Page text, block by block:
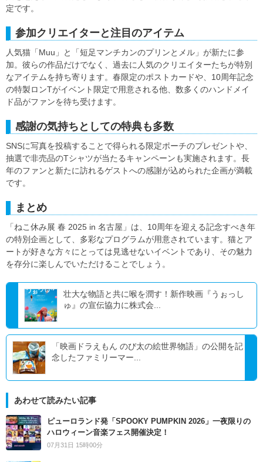
定です。
参加クリエイターと注目のアイテム
人気猫「Muu」と「短足マンチカンのプリンとメル」が新たに参
加。彼らの作品だけでなく、過去に人気のクリエイターたちが特別
なアイテムを持ち寄ります。春限定のポストカードや、10周年記念
の特製ロンTがイベント限定で用意される他、数多くのハンドメイ
ド品がファンを待ち受けます。
感謝の気持ちとしての特典も多数
SNSに写真を投稿することで得られる限定ポーチのプレゼントや、
抽選で非売品のTシャツが当たるキャンペーンも実施されます。長
年のファンと新たに訪れるゲストへの感謝が込められた企画が満載
です。
まとめ
「ねこ休み展 春 2025 in 名古屋」は、10周年を迎える記念すべき年
の特別企画として、多彩なプログラムが用意されています。猫とア
ートが好きな方々にとっては見逃せないイベントであり、その魅力
を存分に楽しんでいただけることでしょう。
壮大な物語と共に喉を潤す！新作映画『うぉっし
ゅ』の宣伝協力に株式会...
「映画ドラえもん のび太の絵世界物語」の公開を記
念したファミリーマー...
あわせて読みたい記事
ピューロランド発「SPOOKY PUMPKIN 2026」一夜限りの
ハロウィーン音楽フェス開催決定！
07月31日 15時00分